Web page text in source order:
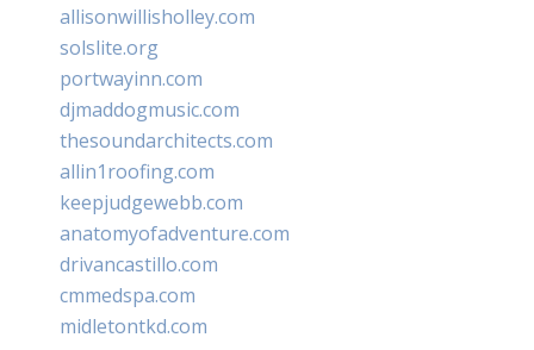
allisonwillisholley.com
solslite.org
portwayinn.com
djmaddogmusic.com
thesoundarchitects.com
allin1roofing.com
keepjudgewebb.com
anatomyofadventure.com
drivancastillo.com
cmmedspa.com
midletontkd.com